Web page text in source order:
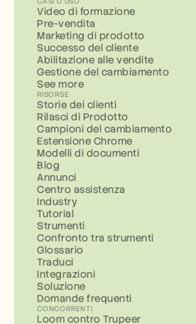
Video di formazione
Pre-vendita
Marketing di prodotto
Successo del cliente
Abilitazione alle vendite
Gestione del cambiamento
See more
RISORSE
Storie dei clienti
Rilasci di Prodotto
Campioni del cambiamento
Estensione Chrome
Modelli di documenti
Blog
Annunci
Centro assistenza
Industry
Tutorial
Strumenti
Confronto tra strumenti
Glossario
Traduci
Integrazioni
Soluzione
Domande frequenti
CONCORRENTI
Loom contro Trupeer